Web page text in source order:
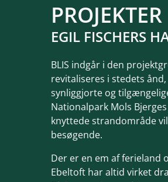
PROJEKTER
EGIL FISCHERS
BLIS indgår i den
revitaliseres i stedets
synliggjorte og
Nationalpark Mols
knyttede strandområde
besøgende.
Der er en em af ferieland
Ebeltoft har altid virket